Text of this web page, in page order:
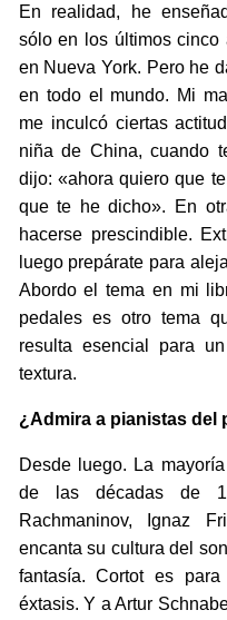
En realidad, he
sólo en los últimos cinco
en Nueva York. Pero he
en todo el mundo. Mi
me inculcó ciertas
niña de China, cuando
dijo: «ahora quiero que
que te he dicho». En
hacerse prescindible.
luego prepárate para
Abordo el tema en mi
pedales es otro tema
resulta esencial para
textura.
¿Admira a pianistas del
Desde luego. La
de las décadas de
Rachmaninov, Ignaz
encanta su cultura del
fantasía. Cortot es
éxtasis. Y a Artur